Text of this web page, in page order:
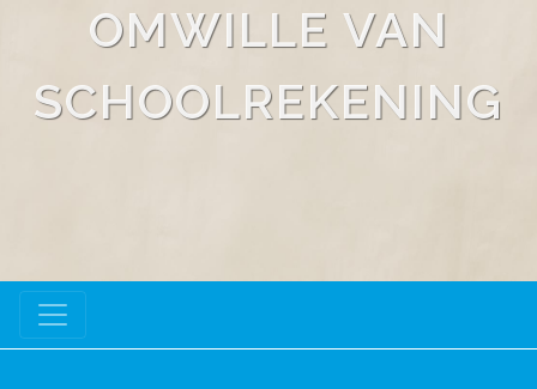
OMWILLE VAN
SCHOOLREKENING